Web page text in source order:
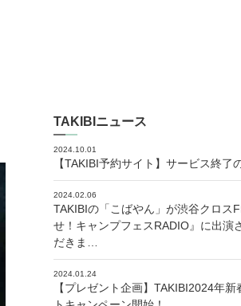
TAKIBIニュース
2024.10.01
【TAKIBI予約サイト】サービス終了
2024.02.06
TAKIBIの「こばやん」が渋谷クロス
せ！キャンプフェスRADIO』に出演
だきま…
2024.01.24
【プレゼント企画】TAKIBI2024年新